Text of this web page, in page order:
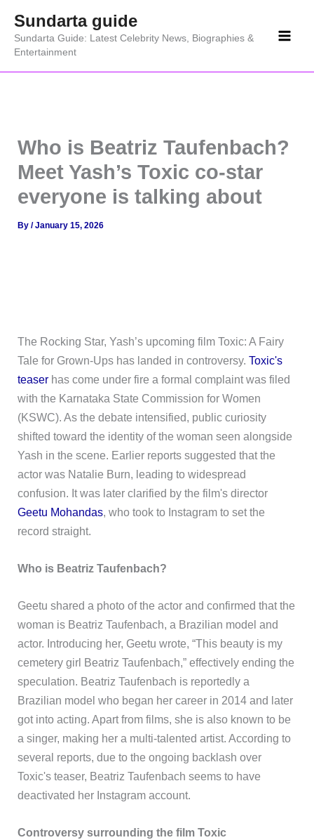
content
Sundarta guide
Sundarta Guide: Latest Celebrity News, Biographies &
Entertainment
Who is Beatriz Taufenbach?
Meet Yash’s Toxic co-star
everyone is talking about
By/January 15, 2026
The Rocking Star, Yash’s upcoming film Toxic: A Fairy
Tale for Grown-Ups has landed in controversy.Toxic's
teaser has come under fire a formal complaint was filed
with the Karnataka State Commission for Women
(KSWC). As the debate intensified, public curiosity
shifted toward the identity of the woman seen alongside
Yash in the scene. Earlier reports suggested that the
actor was Natalie Burn, leading to widespread
confusion. It was later clarified by the film's director
Geetu Mohandas, who took to Instagram to set the
record straight.
Who is Beatriz Taufenbach?
Geetu shared a photo of the actor and confirmed that the
woman is Beatriz Taufenbach, a Brazilian model and
actor. Introducing her, Geetu wrote, “This beauty is my
cemetery girl Beatriz Taufenbach,” effectively ending the
speculation. Beatriz Taufenbach is reportedly a
Brazilian model who began her career in 2014 and later
got into acting. Apart from films, she is also known to be
a singer, making her a multi-talented artist. According to
several reports, due to the ongoing backlash over
Toxic's teaser, Beatriz Taufenbach seems to have
deactivated her Instagram account.
Controversy surrounding the film Toxic